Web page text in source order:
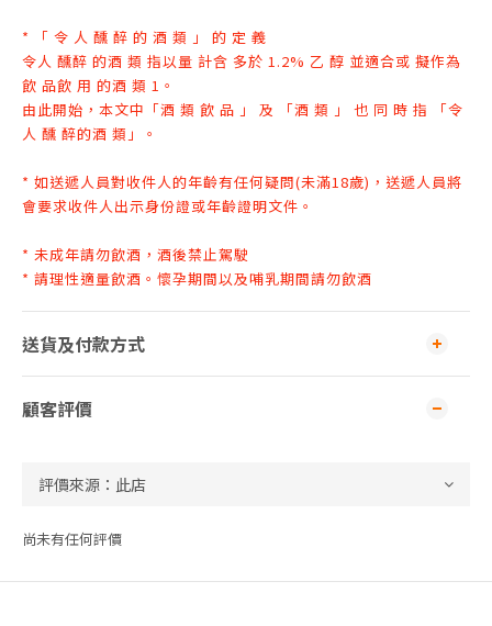
* 「 令 人 醺 醉 的 酒 類 」 的 定 義
令人 醺醉 的酒 類 指以量 計含 多於 1.2% 乙 醇 並適合或 擬作為
飲 品飲 用 的酒 類 1。
由此開始，本文中「酒 類 飲 品 」 及 「酒 類 」 也 同 時 指 「令
人 醺 醉的酒 類」。
* 如送遞人員對收件人的年齡有任何疑問(未滿18歲)，送遞人員將
會要求收件人出示身份證或年齡證明文件 。
* 未成年請勿飲酒，酒後禁止駕駛
* 請理性適量飲酒。懷孕期間以及哺乳期間請勿飲酒
送貨及付款方式
顧客評價
尚未有任何評價